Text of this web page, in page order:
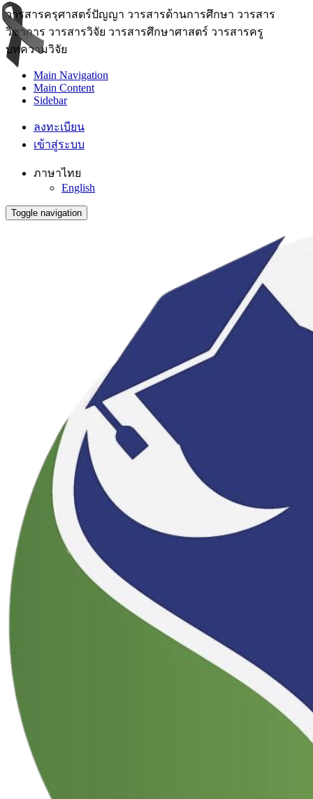
วารสารครุศาสตร์ปัญญา วารสารด้านการศึกษา วารสาร
วิชาการ วารสารวิจัย วารสารศึกษาศาสตร์ วารสารครู
บทความวิจัย
Main Navigation
Main Content
Sidebar
ลงทะเบียน
เข้าสู่ระบบ
ภาษาไทย
English
Toggle navigation